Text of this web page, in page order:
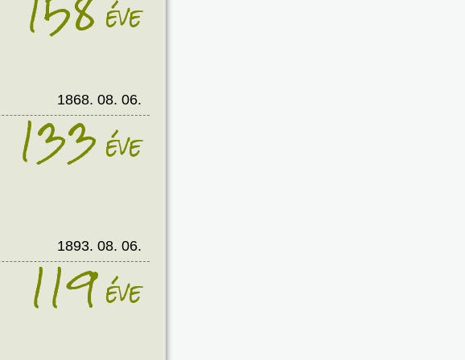
éve
1868. 08. 06.
133éve
1893. 08. 06.
119éve